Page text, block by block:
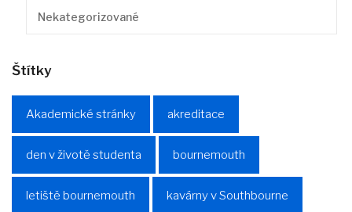
Nekategorizované
Štítky
Akademické stránky akreditace
den v životě studenta bournemouth
letiště bournemouth kavárny v Southbourne